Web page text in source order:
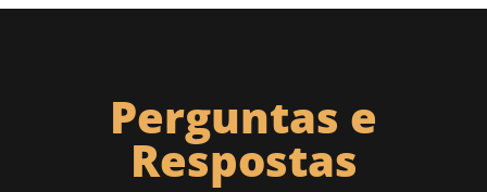
Perguntas e
Respostas